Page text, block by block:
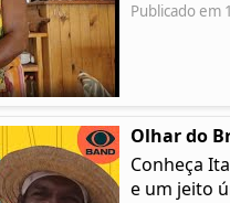
Publicado em
Olhar do
Conheça
e um jeito